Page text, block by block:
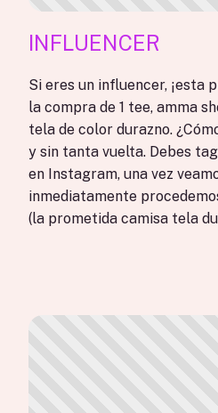
INFLUENCER
Si eres un influencer, ¡esta
la compra de 1 tee, amma
tela de color durazno.
y sin tanta vuelta. Debes
en Instagram, una vez
inmediatamente
(la prometida camisa tela